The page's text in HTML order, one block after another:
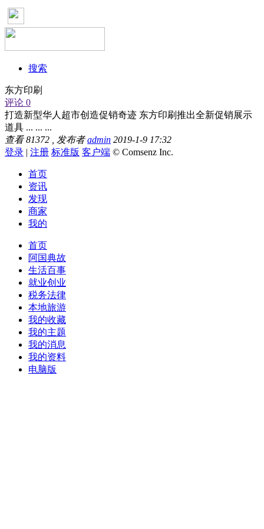
搜索
东方印刷
评论 0
打造新型华人超市创造促销奇迹 东方印刷推出全新促销展示
道具 ... ... ...
查看81372 , 发布者admin 2019-1-9 17:32
登录 | 注册 标准版 客户端 © Comsenz Inc.
首页
资讯
发现
商家
我的
首页
阿国典故
生活百事
就业创业
税务法律
本地旅游
我的收藏
我的主题
我的消息
我的资料
电脑版